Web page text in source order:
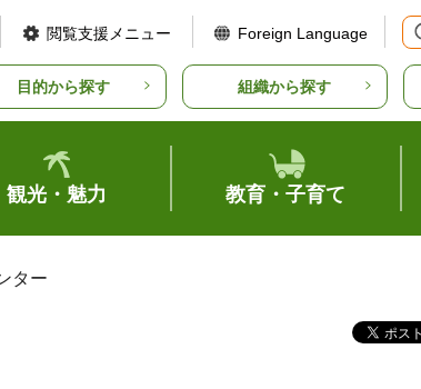
閲覧支援メニュー Foreign Language
目的から探す 組織から探す
観光・魅力 教育・子育て
ター